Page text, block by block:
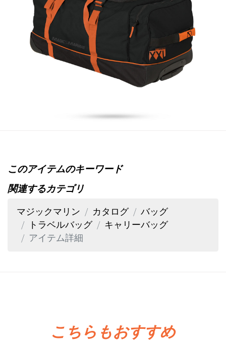
このアイテムのキーワード
関連するカテゴリ
マジックマリン
カタログ
バッグ
トラベルバッグ
キャリーバッグ
アイテム詳細
こちらもおすすめ